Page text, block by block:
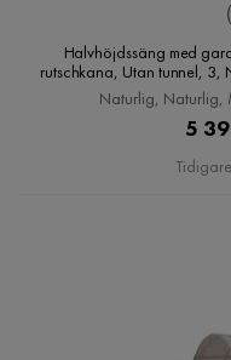
Halvhöjdssäng med
rutschkana, Utan tunnel,
Naturlig, Naturlig,
5